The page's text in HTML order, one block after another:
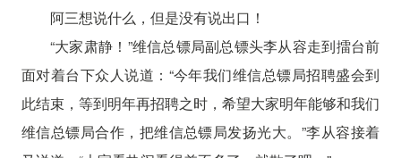
阿三想说什么，但是没有说出口！
“大家肃静！”维信总镖局副总镖头李从容走到擂台前
面对着台下众人说道：“今年我们维信总镖局招聘盛会到
此结束，等到明年再招聘之时，希望大家明年能够和我们
维信总镖局合作，把维信总镖局发扬光大。”李从容接着